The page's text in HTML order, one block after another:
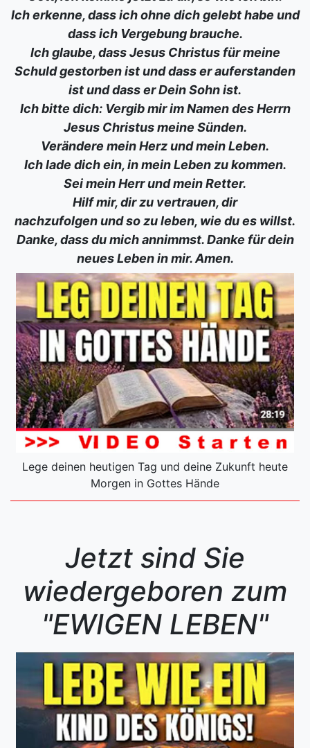
Ich erkenne, dass ich ohne dich gelebt habe und
dass ich Vergebung brauche.
Ich glaube, dass Jesus Christus für meine
Schuld gestorben ist und dass er auferstanden
ist und dass er Dein Sohn ist.
Ich bitte dich: Vergib mir im Namen des Herrn
Jesus Christus meine Sünden.
Verändere mein Herz und mein Leben.
Ich lade dich ein, in mein Leben zu kommen.
Sei mein Herr und mein Retter.
Hilf mir, dir zu vertrauen, dir
nachzufolgen und so zu leben, wie du es willst.
Danke, dass du mich annimmst. Danke für dein
neues Leben in mir. Amen.
Lege deinen heutigen Tag und deine Zukunft heute
Morgen in Gottes Hände
Jetzt sind Sie
wiedergeboren zum
"EWIGEN LEBEN"